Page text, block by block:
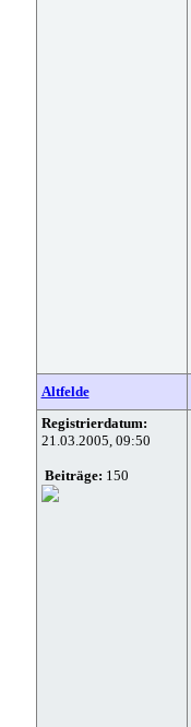
Altfelde
Registrierdatum:
21.03.2005, 09:50
Beiträge: 150